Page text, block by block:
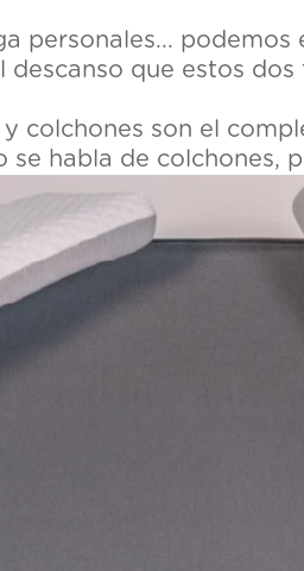
personales...
que estos
colchones son el
habla de colchones,